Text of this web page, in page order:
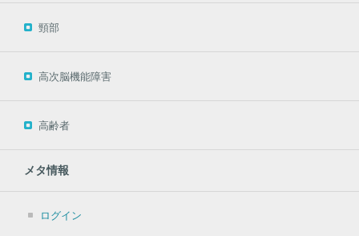
頸部
高次脳機能障害
高齢者
メタ情報
ログイン